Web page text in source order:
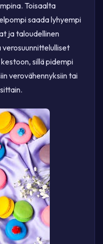
Toisaalta
saada lyhyempi
ja taloudellinen
sillä pidempi
verovähennyksiin tai